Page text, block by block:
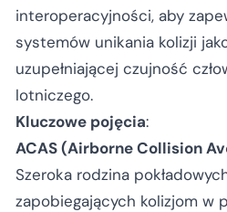
interoperacyjności, aby
systemów unikania kolizji
uzupełniającej czujność
lotniczego.
Kluczowe pojęcia:
ACAS (Airborne Collision
Szeroka rodzina
zapobiegających kolizjom w